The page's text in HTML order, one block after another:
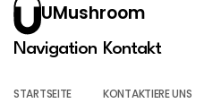
UMushroom
Navigation
STARTSEITE
Kontakt
KONTAKTIERE UNS